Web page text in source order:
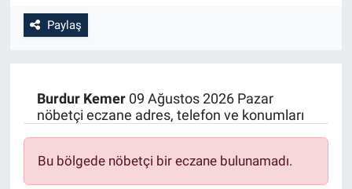
Paylaş
Burdur Kemer09 Ağustos 2026 Pazar
nöbetçi eczane adres, telefon ve konumları
Bu bölgede nöbetçi bir eczane bulunamadı.
KÜLTÜR-SANAT
Bursaspor
Gündem
Süper Lig Puan Durumu ve Fikstür
Son Dakika Haberleri
Haber Arşivi